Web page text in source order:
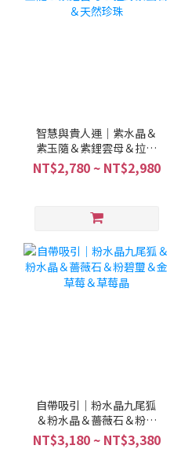
智慧與貴人運｜紫水晶＆
紫玉隨＆紫鋰雲母＆拉絲
紫螢石＆天然珍珠
NT$2,780 ~ NT$2,980
自帶吸引｜粉水晶九尾狐
＆粉水晶＆薔薇石＆粉碧
璽＆金草莓＆草莓晶
NT$3,180 ~ NT$3,380